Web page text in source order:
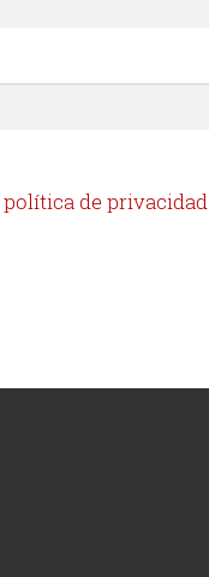
política de privacidad